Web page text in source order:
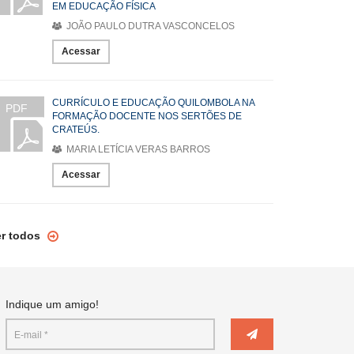
EM EDUCAÇÃO FÍSICA
JOÃO PAULO DUTRA VASCONCELOS
Acessar
PDF
CURRÍCULO E EDUCAÇÃO QUILOMBOLA NA
FORMAÇÃO DOCENTE NOS SERTÕES DE
CRATEÚS.
MARIA LETÍCIA VERAS BARROS
Acessar
todos
Indique um amigo!